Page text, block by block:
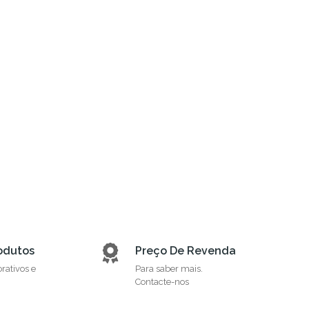
e
Preço De Revenda
Para saber mais.
Contacte-nos